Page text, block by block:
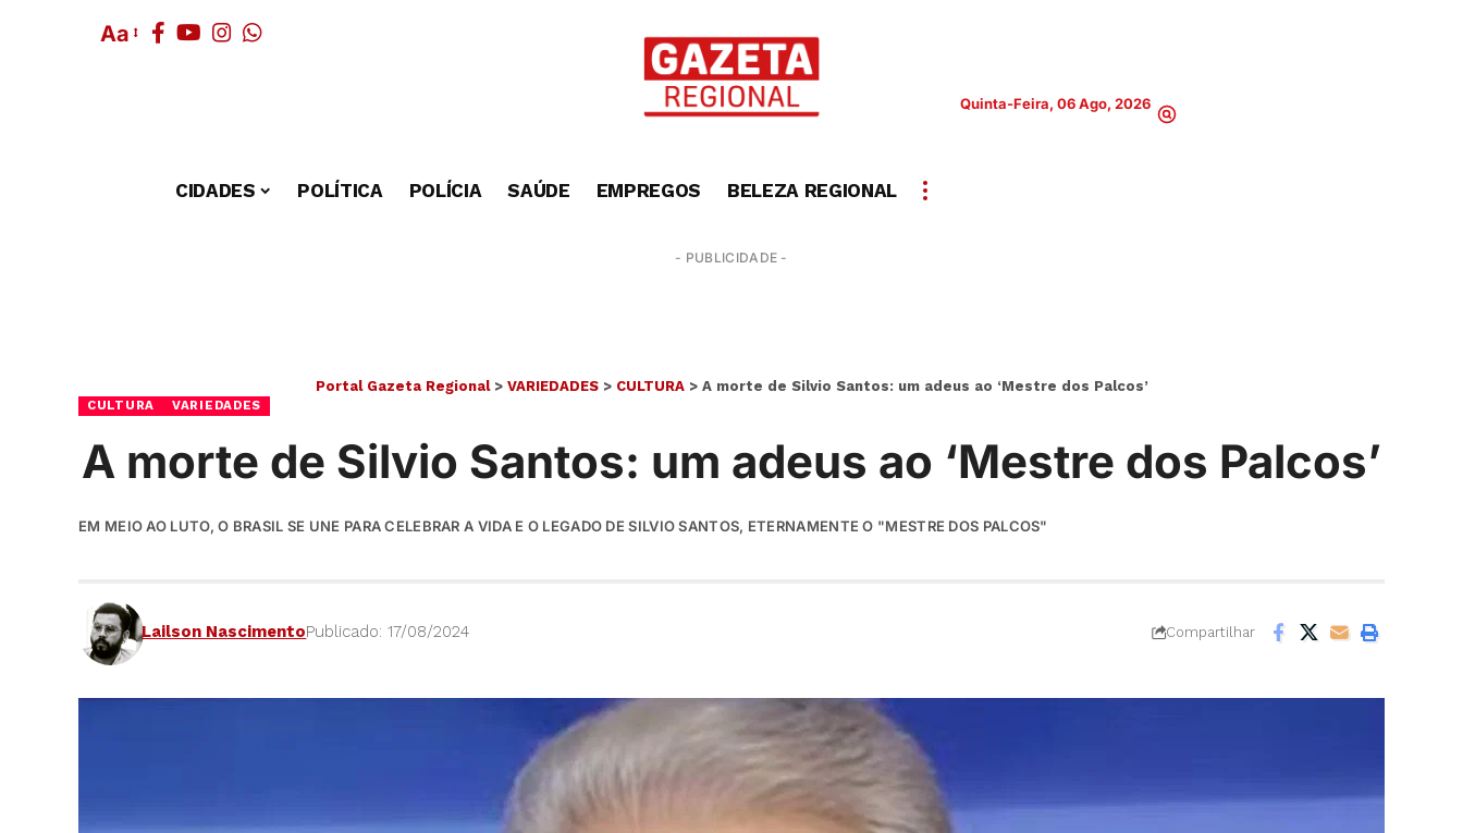
Aa
Quinta-Feira, 06 Ago, 2026
CIDADES POLÍTICA POLÍCIA SAÚDE EMPREGOS BELEZA REGIONAL
- PUBLICIDADE -
Portal Gazeta Regional> VARIEDADES> CULTURA> A morte de Silvio Santos: um adeus ao ‘Mestre dos Palcos’
CULTURA VARIEDADES
A morte de Silvio Santos: um adeus ao ‘Mestre dos Palcos’
EM MEIO AO LUTO, O BRASIL SE UNE PARA CELEBRAR A VIDA E O LEGADO DE SILVIO SANTOS, ETERNAMENTE O "MESTRE DOS PALCOS"
Lailson NascimentoPublicado: 17/08/2024 Compartilhar